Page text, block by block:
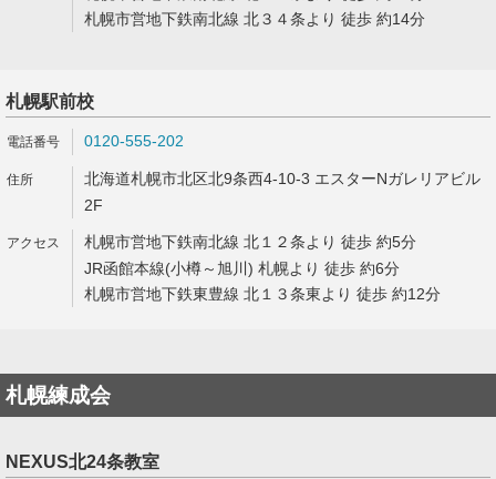
札幌市営地下鉄南北線 北３４条より 徒歩 約14分
札幌駅前校
0120-555-202
北海道札幌市北区北9条西4-10-3 エスターNガレリアビル
2F
札幌市営地下鉄南北線 北１２条より 徒歩 約5分
JR函館本線(小樽～旭川) 札幌より 徒歩 約6分
札幌市営地下鉄東豊線 北１３条東より 徒歩 約12分
札幌練成会
NEXUS北24条教室